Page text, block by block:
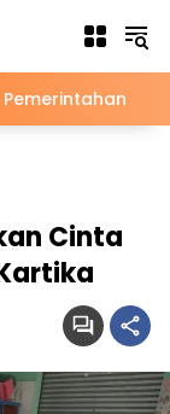
Pemerintahan
Cinta